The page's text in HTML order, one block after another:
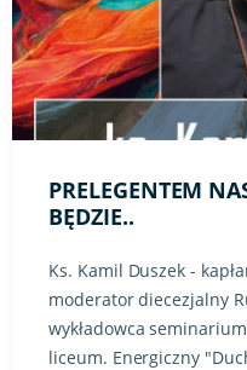
PRELEGENTEM
BĘDZIE..
Ks. Kamil Duszek -
moderator diecezjalny
wykładowca
liceum. Energiczny